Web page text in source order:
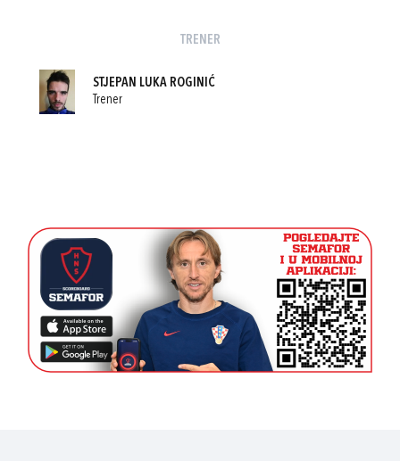
TRENER
STJEPAN LUKA ROGINIĆ
Trener